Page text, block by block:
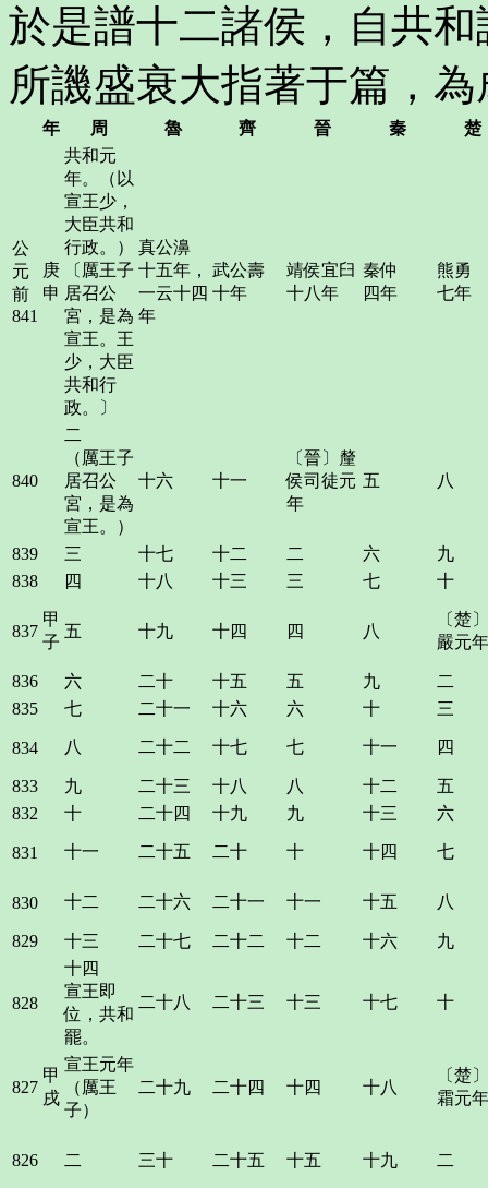
於是譜十二諸侯，自共
所譏盛衰大指著于篇，
年 周 魯 齊 晉 秦 楚
公
元
前
841
庚
申
共和元
年。（以
宣王少，
大臣共和
行政。）
〔厲王子
居召公
宮，是為
宣王。王
少，大臣
共和行
政。〕
真公濞
十五年，
一云十四
年
武公壽
十年
靖侯宜臼
十八年
秦仲
四年
熊勇
七年
840
二
（厲王子
居召公
宮，是為
宣王。）
十六 十一
〔晉〕釐
侯司徒元
年
五 八
839 三 十七 十二 二 六
九
838
四 十八 十三 三 七 十
837
甲
子
五 十九 十四 四 八
〔楚
嚴元年
836 六 二十 十五 五 九
二
835
七 二十一 十六 六 十 三
834 八 二十二 十七 七 十一 四
833 九 二十三 十八 八 十二
五
832
十 二十四 十九 九 十三 六
831 十一 二十五 二十 十 十四 七
830 十二 二十六 二十一 十一 十五 八
829 十三 二十七 二十二 十二 十六 九
828
十四
宣王即
位，共和
罷。
二十八 二十三 十三 十七 十
827
甲
戌
宣王元年
（厲王
子）
二十九 二十四 十四 十八
〔楚
霜元年
826 二 三十 二十五 十五 十九 二